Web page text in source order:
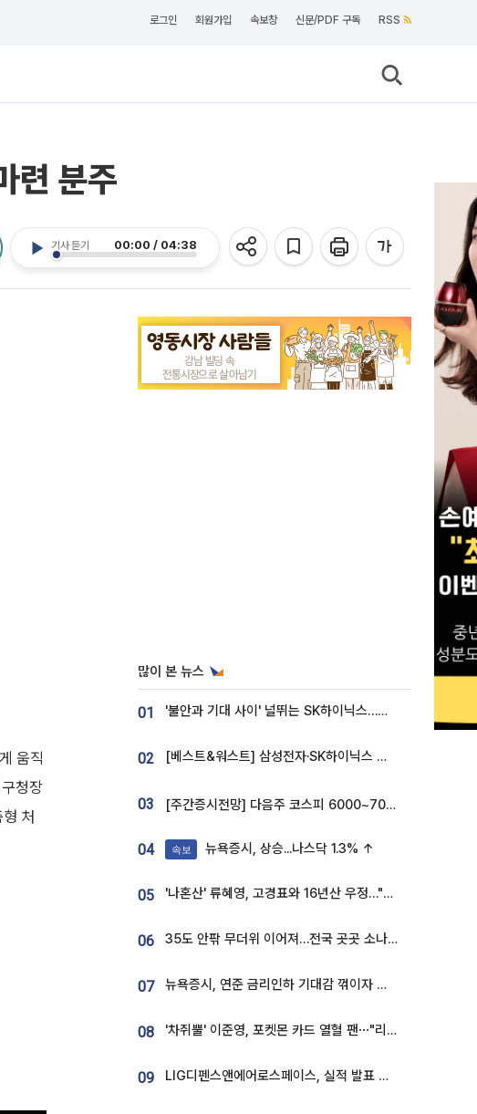
로그인 회원가입 속보창 신문/PDF 구독 RSS
련 분주
기사 듣기 00:00 / 04:38
움직
청장
처
많이 본 뉴스
01 '불안과 기대 사이' 널뛰는 SK하이닉스…증권가 "HBM4·LTA 기반 펀터멘털 견고"
02 [베스트&워스트] 삼성전자·SK하이닉스 밀린 한 주…상상인증권은 85% 급등
03 [주간증시전망] 다음주 코스피 6000~7000⋯“外人 수급은 정책이 변수”
04 속보 뉴욕증시, 상승...나스닥 1.3% ↑
05 '나혼산' 류혜영, 고경표와 16년산 우정…"자취방서 부모님과 마주쳐"
06 35도 안팎 무더위 이어져…전국 곳곳 소나기 [오늘 날씨]
07 뉴욕증시, 연준 금리인하 기대감 꺾이자 상승...S&P500 사상 최고치 [종합]
08 '차쥐뿔' 이준영, 포켓몬 카드 열혈 팬⋯"리셀러 처단할 것"
09 LIG디펜스앤에어로스페이스, 실적 발표 후 급락→반등⋯증권가 “28년까지 튼튼”